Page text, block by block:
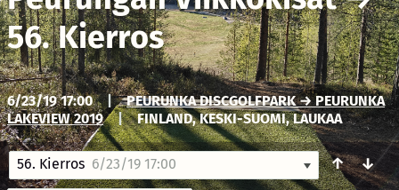
56. Kierros
6/23/19 17:00 |
PEURUNKA DISCGOLFPARK → PEURUNKA
LAKEVIEW 2019
| FINLAND, KESKI-SUOMI, LAUKAA
56. Kierros 6/23/19 17:00 ↑ ↓